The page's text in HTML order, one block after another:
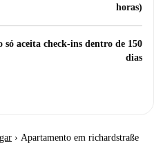
horas)
aceita check-ins dentro de 150
dias
› Apartamento em richardstraße